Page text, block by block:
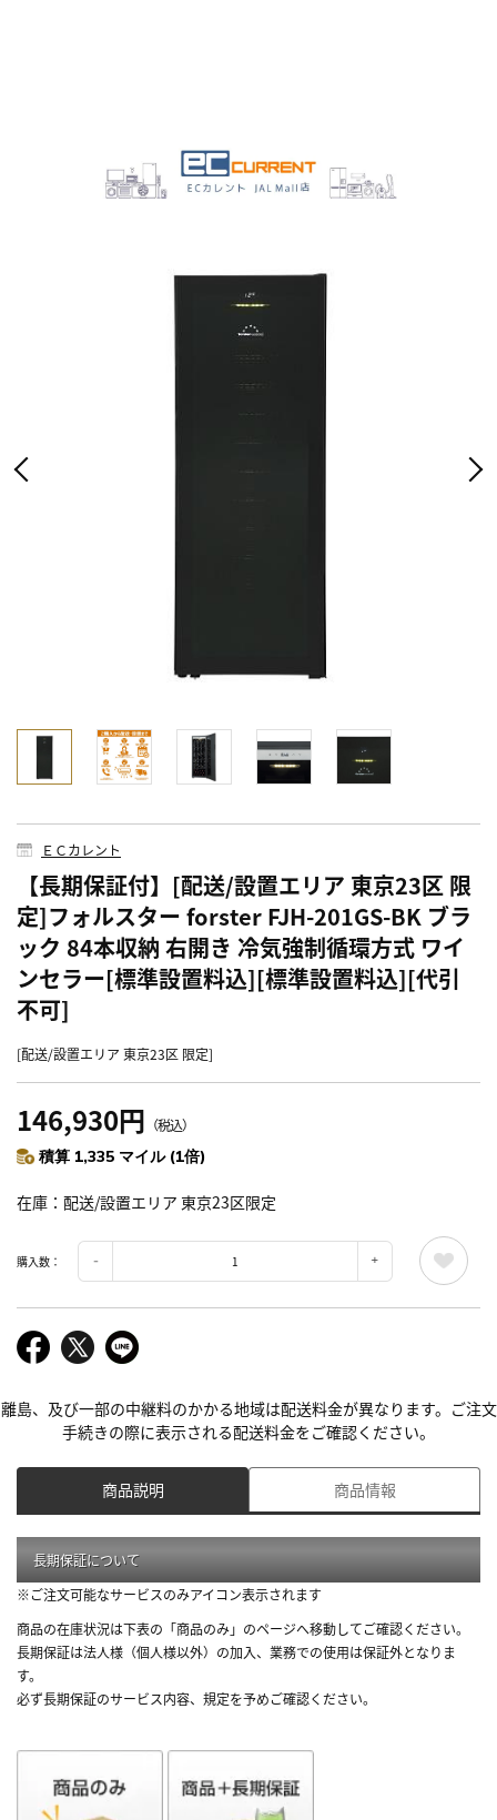
ＥＣカレント
【長期保証付】[配送/設置エリア 東京23区 限
定]フォルスター forster FJH-201GS-BK ブラ
ック 84本収納 右開き 冷気強制循環方式 ワイ
ンセラー[標準設置料込][標準設置料込][代引
不可]
[配送/設置エリア 東京23区 限定]
146,930円 （税込）
積算 1,335 マイル (1倍)
在庫 配送/設置エリア 東京23区限定
購入数：
離島、及び一部の中継料のかかる地域は配送料金が異なります。ご注文
手続きの際に表示される配送料金をご確認ください。
商品説明 商品情報
長期保証について
※ご注文可能なサービスのみアイコン表示されます
商品の在庫状況は下表の「商品のみ」のページへ移動してご確認ください。
長期保証は法人様（個人様以外）の加入、業務での使用は保証外となりま
す。
必ず長期保証のサービス内容、規定を予めご確認ください。